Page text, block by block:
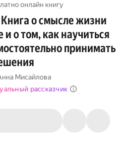
онлайн книгу
о смысле жизни
и о том, как научиться
принимать
Мисайлова
рассказчик